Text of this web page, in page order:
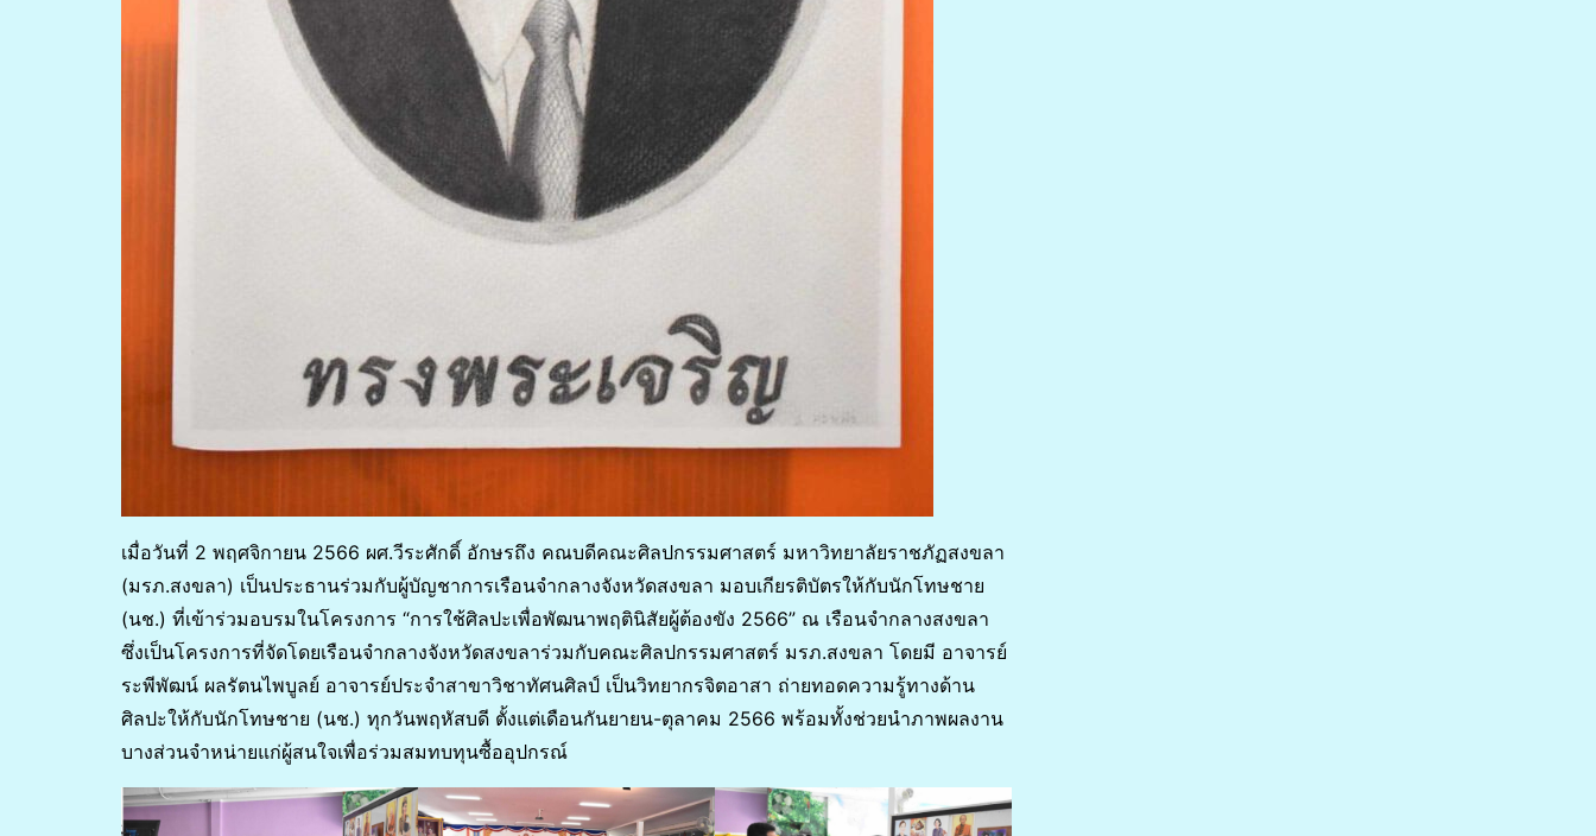
เมื่อวันที่ 2 พฤศจิกายน 2566 ผศ.วีระศักดิ์ อักษรถึง คณบดีคณะศิลปกรรมศาสตร์ มหาวิทยาลัยราชภัฏสงขลา
(มรภ.สงขลา) เป็นประธานร่วมกับผู้บัญชาการเรือนจำกลางจังหวัดสงขลา มอบเกียรติบัตรให้กับนักโทษชาย
(นช.) ที่เข้าร่วมอบรมในโครงการ “การใช้ศิลปะเพื่อพัฒนาพฤตินิสัยผู้ต้องขัง 2566” ณ เรือนจำกลางสงขลา
ซึ่งเป็นโครงการที่จัดโดยเรือนจำกลางจังหวัดสงขลาร่วมกับคณะศิลปกรรมศาสตร์ มรภ.สงขลา โดยมี อาจารย์
ระพีพัฒน์ ผลรัตนไพบูลย์ อาจารย์ประจำสาขาวิชาทัศนศิลป์ เป็นวิทยากรจิตอาสา ถ่ายทอดความรู้ทางด้าน
ศิลปะให้กับนักโทษชาย (นช.) ทุกวันพฤหัสบดี ตั้งแต่เดือนกันยายน-ตุลาคม 2566 พร้อมทั้งช่วยนำภาพผลงาน
บางส่วนจำหน่ายแก่ผู้สนใจเพื่อร่วมสมทบทุนซื้ออุปกรณ์